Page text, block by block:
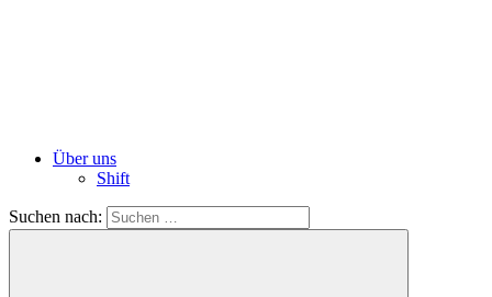
Über uns
Shift
Suchen nach: